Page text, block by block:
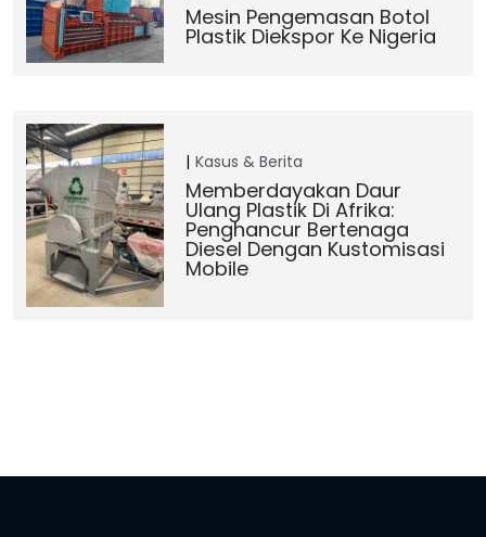
Mesin Pengemasan Botol
Plastik Diekspor Ke Nigeria
Kasus & Berita
Memberdayakan Daur
Ulang Plastik Di Afrika:
Penghancur Bertenaga
Diesel Dengan Kustomisasi
Mobile